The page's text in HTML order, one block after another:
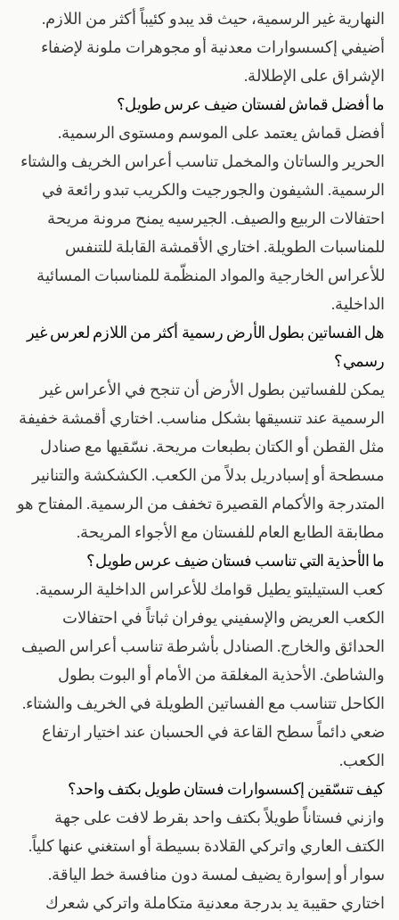
النهارية غير الرسمية، حيث قد يبدو كئيباً أكثر من اللازم.
أضيفي إكسسوارات معدنية أو مجوهرات ملونة لإضفاء
الإشراق على الإطلالة.
ما أفضل قماش لفستان ضيف عرس طويل؟
أفضل قماش يعتمد على الموسم ومستوى الرسمية.
الحرير والساتان والمخمل تناسب أعراس الخريف والشتاء
الرسمية. الشيفون والجورجيت والكريب تبدو رائعة في
احتفالات الربيع والصيف. الجيرسيه يمنح مرونة مريحة
للمناسبات الطويلة. اختاري الأقمشة القابلة للتنفس
للأعراس الخارجية والمواد المنظّمة للمناسبات المسائية
الداخلية.
هل الفساتين بطول الأرض رسمية أكثر من اللازم لعرس غير
رسمي؟
يمكن للفساتين بطول الأرض أن تنجح في الأعراس غير
الرسمية عند تنسيقها بشكل مناسب. اختاري أقمشة خفيفة
مثل القطن أو الكتان بطبعات مريحة. نسّقيها مع صنادل
مسطحة أو إسبادريل بدلاً من الكعب. الكشكشة والتنانير
المتدرجة والأكمام القصيرة تخفف من الرسمية. المفتاح هو
مطابقة الطابع العام للفستان مع الأجواء المريحة.
ما الأحذية التي تناسب فستان ضيف عرس طويل؟
كعب الستيليتو يطيل قوامك للأعراس الداخلية الرسمية.
الكعب العريض والإسفيني يوفران ثباتاً في احتفالات
الحدائق والخارج. الصنادل بأشرطة تناسب أعراس الصيف
والشاطئ. الأحذية المغلقة من الأمام أو البوت بطول
الكاحل تتناسب مع الفساتين الطويلة في الخريف والشتاء.
ضعي دائماً سطح القاعة في الحسبان عند اختيار ارتفاع
الكعب.
كيف تنسّقين إكسسوارات فستان طويل بكتف واحد؟
وازني فستاناً طويلاً بكتف واحد بقرط لافت على جهة
الكتف العاري واتركي القلادة بسيطة أو استغني عنها كلياً.
سوار أو إسوارة يضيف لمسة دون منافسة خط الياقة.
اختاري حقيبة يد بدرجة معدنية متكاملة واتركي شعرك